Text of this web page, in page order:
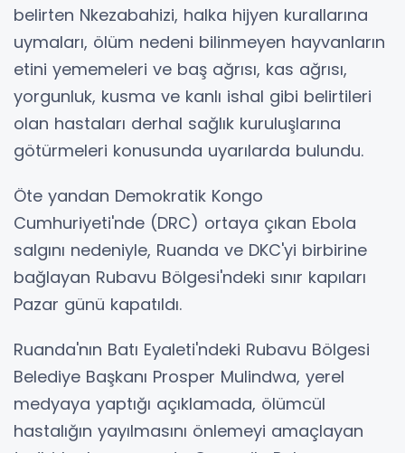
belirten Nkezabahizi, halka hijyen kurallarına
uymaları, ölüm nedeni bilinmeyen hayvanların
etini yememeleri ve baş ağrısı, kas ağrısı,
yorgunluk, kusma ve kanlı ishal gibi belirtileri
olan hastaları derhal sağlık kuruluşlarına
götürmeleri konusunda uyarılarda bulundu.
Öte yandan Demokratik Kongo
Cumhuriyeti'nde (DRC) ortaya çıkan Ebola
salgını nedeniyle, Ruanda ve DKC'yi birbirine
bağlayan Rubavu Bölgesi'ndeki sınır kapıları
Pazar günü kapatıldı.
Ruanda'nın Batı Eyaleti'ndeki Rubavu Bölgesi
Belediye Başkanı Prosper Mulindwa, yerel
medyaya yaptığı açıklamada, ölümcül
hastalığın yayılmasını önlemeyi amaçlayan